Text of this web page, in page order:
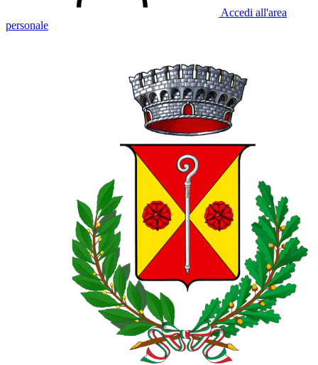
Accedi all'area
personale